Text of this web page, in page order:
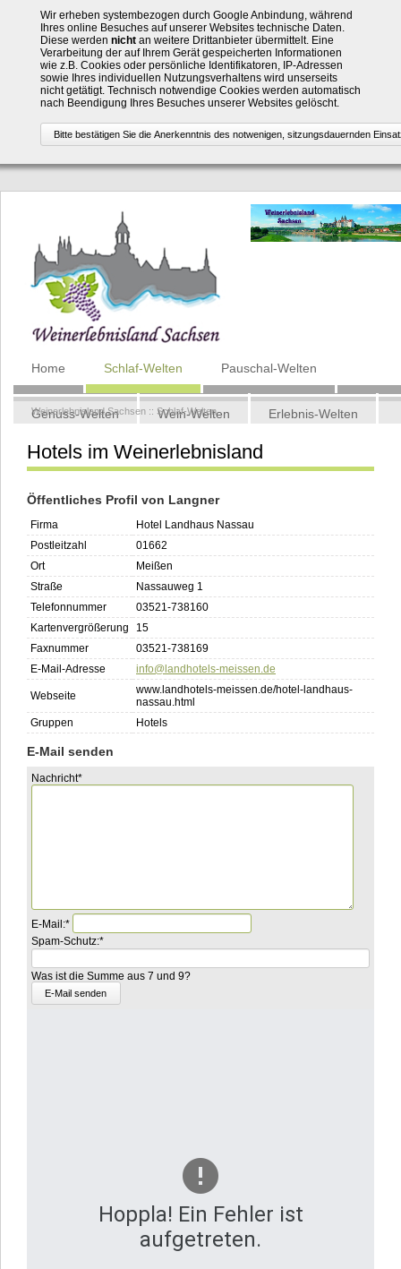
Wir erheben systembezogen durch Google Anbindung, während
Ihres online Besuches auf unserer Websites technische Daten.
Diese werden nichtan weitere Drittanbieter übermittelt. Eine
Verarbeitung der auf Ihrem Gerät gespeicherten Informationen
wie z.B. Cookies oder persönliche Identifikatoren, IP-Adressen
sowie Ihres individuellen Nutzungsverhaltens wird unserseits
nicht getätigt. Technisch notwendige Cookies werden automatisch
nach Beendigung Ihres Besuches unserer Websites gelöscht.
Navigation
überspringen
Home Schlaf-Welten Pauschal-Welten
Genuss-Welten Wein-Welten Erlebnis-Welten
Kontakt
Weinerlebnisland Sachsen :: Schlaf-Welten
Hotels im Weinerlebnisland
Öffentliches Profil von Langner
Firma
Hotel Landhaus Nassau
Postleitzahl
01662
Ort
Meißen
Straße
Nassauweg 1
Telefonnummer
03521-738160
Kartenvergrößerung
15
Faxnummer
03521-738169
E-Mail-Adresse
info@landhotels-meissen.de
Webseite
www.landhotels-meissen.de/hotel-landhaus-
nassau.html
Gruppen
Hotels
E-Mail senden
Pflichtfeld
Nachricht*
Pflichtfeld
E-Mail:*
Pflichtfeld
Spam-Schutz:*Was
ist
die
Summe
aus
8
Was ist die Summe aus 7 und 9?
Hoppla! Ein Fehler ist
aufgetreten.